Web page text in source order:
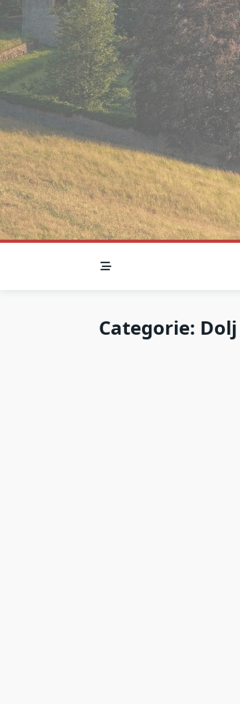
content
Categorie: Dolj